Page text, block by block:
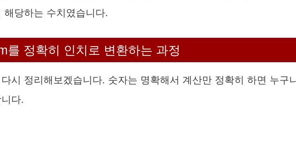
해당하는 수치였습니다.
를 정확히 인치로 변환하는 과정
시 정리해보겠습니다. 숫자는 명확해서 계산만 정확히 하면 누구
다.